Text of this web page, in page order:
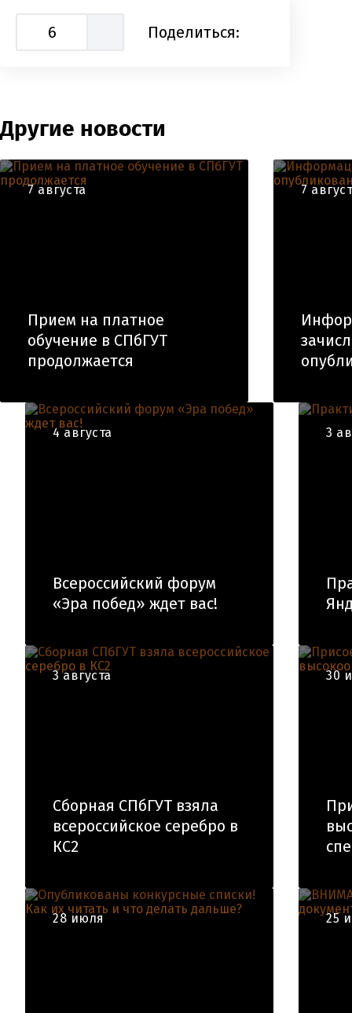
6 Поделиться:
Другие новости
7 августа
Прием на платное
обучение в СПбГУТ
продолжается
7
4 августа
Всероссийский форум
«Эра побед» ждет вас!
3
3 августа
Сборная СПбГУТ взяла
всероссийское серебро в
КС2
30
28 июля 25